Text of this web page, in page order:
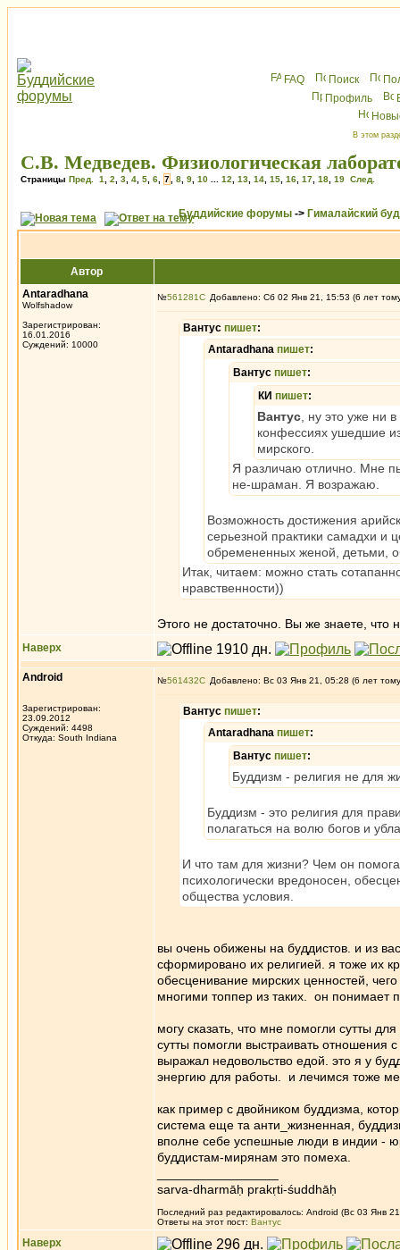
FAQ Поиск
Профиль
В этом
С.В. Медведев. Физиологическая
Страницы Пред. 1 2 3 4 5 6 7 8 9 10 12 13 14 15 16 17 18 19 След.
Буддийские форумы -> Гималайский
Автор
Antaradhana
Wolfshadow
Зарегистрирован:
16.01.2016
Суждений: 10000
№561281 Добавлено: Сб 02 Янв 21, 15:53 (6 лет
Вантус пишет:
Antaradhana пишет:
Вантус пишет:
КИ пишет:
Вантус , ну это уже ни
конфессиях ушедшие
мирского.
Я различаю отлично. Мне
не-шраман. Я возражаю.
Возможность достижения
серьезной практики самадхи
обремененных женой, детьми,
Итак, читаем: можно стать
нравственности))
Этого не достаточно. Вы же знаете,
Наверх
Android
Зарегистрирован:
23.09.2012
Суждений: 4498
Откуда: South Indiana
№561432 Добавлено: Вс 03 Янв 21, 05:28 (6 лет
Вантус пишет:
Antaradhana пишет:
Вантус пишет:
Буддизм - религия не для
Буддизм - это религия для
полагаться на волю богов и
И что там для жизни? Чем он
психологически вредоносен,
общества условия.
вы очень обижены на буддистов. и из
сформировано их религией. я тоже их
обесценивание мирских ценностей,
многими топпер из таких. он понимает
могу сказать, что мне помогли сутты
сутты помогли выстраивать отношения
выражал недовольство едой. это я у
энергию для работы. и лечимся тоже
как пример с двойником буддизма,
система еще та анти_жизненная,
вполне себе успешные люди в индии -
буддистам-мирянам это помеха.
sarva-dharmāḥ prakṛti-śuddhāḥ
Последний раз редактировалось: Android (Вс 03 Янв
Ответы на этот пост: Вантус
Наверх